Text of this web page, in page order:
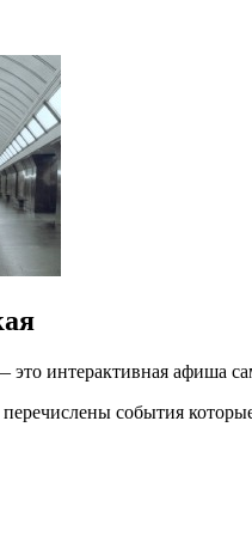
это интерактивная афиша
события